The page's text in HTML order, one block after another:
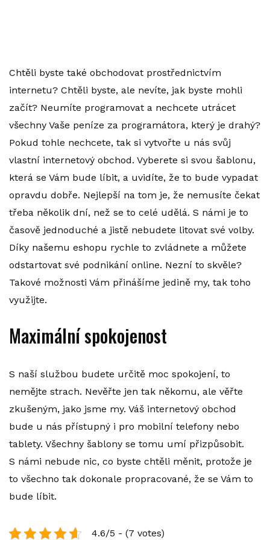
Chtěli byste také obchodovat prostřednictvím
internetu? Chtěli byste, ale nevíte, jak byste mohli
začít? Neumíte programovat a nechcete utrácet
všechny Vaše peníze za programátora, který je drahý?
Pokud tohle nechcete, tak si vytvořte u nás svůj
vlastní internetový obchod. Vyberete si svou šablonu,
která se Vám bude líbit, a uvidíte, že to bude vypadat
opravdu dobře. Nejlepší na tom je, že nemusíte čekat
třeba několik dní, než se to celé udělá. S námi je to
časově jednoduché a jistě nebudete litovat své volby.
Díky našemu eshopu rychle to zvládnete a můžete
odstartovat své podnikání online. Nezní to skvěle?
Takové možnosti Vám přinášíme jedině my, tak toho
využijte.
Maximální spokojenost
S naší službou budete určitě moc spokojení, to
nemějte strach. Nevěřte jen tak někomu, ale věřte
zkušeným, jako jsme my. Váš internetový obchod
bude u nás přístupný i pro mobilní telefony nebo
tablety. Všechny šablony se tomu umí přizpůsobit.
S námi nebude nic, co byste chtěli měnit, protože je
to všechno tak dokonale propracované, že se Vám to
bude líbit.
4.6/5 - (7 votes)